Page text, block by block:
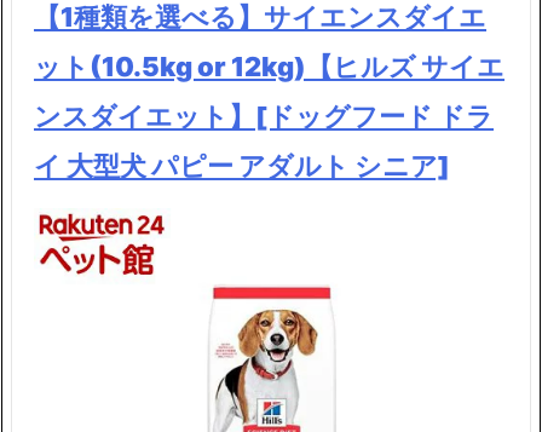
【1種類を選べる】サイエンスダイエ
ット(10.5kg or 12kg)【ヒルズ サイエ
ンスダイエット】[ドッグフード ドラ
イ 大型犬 パピー アダルト シニア]